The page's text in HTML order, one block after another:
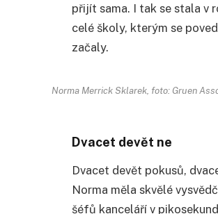
přijít sama. I tak se stala v
celé školy, kterým se
začaly.
Norma Merrick Sklarek, foto: Gruen
Dvacet devět ne
Dvacet devět pokusů,
Norma měla skvělé
šéfů kanceláří v